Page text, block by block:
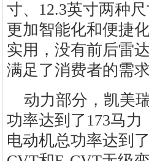
寸、12.3英寸两种
更加智能化和便捷
实用，没有前后雷
满足了消费者的需求
动力部分，凯美
功率达到了173马
电动机总功率达到